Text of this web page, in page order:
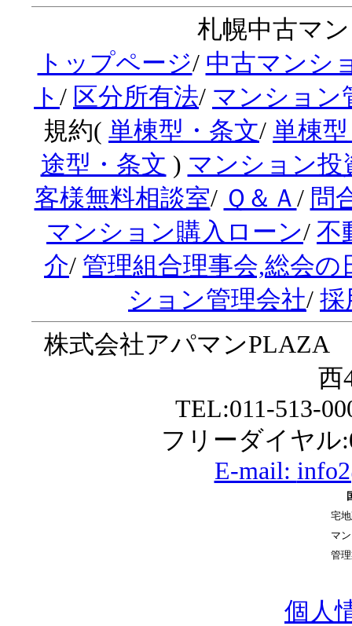
札幌中古マ
トップページ/ 中古マンシ
ト / 区分所有法/ マンション
規約( 単棟型・条文/ 単棟
途型・条文 ) マンション投
客様無料相談室/ Ｑ＆Ａ / 問
マンション購入ローン/ 不
介/ 管理組合理事会,総会の
ション管理会社/ 採
株式会社アパマン
西
TEL:011-513-
フリーダイヤル
E-mail:
宅
マ
管
個人